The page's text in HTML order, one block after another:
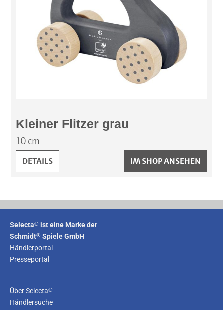
Kleiner Flitzer grau
10 cm
KLEINER FLITZER GRAU:
DETAILS IM SHOP ANSEHEN
Selecta® ist eine Marke der
Schmidt® Spiele GmbH
Händlerportal
Presseportal
Über Selecta®
Händlersuche